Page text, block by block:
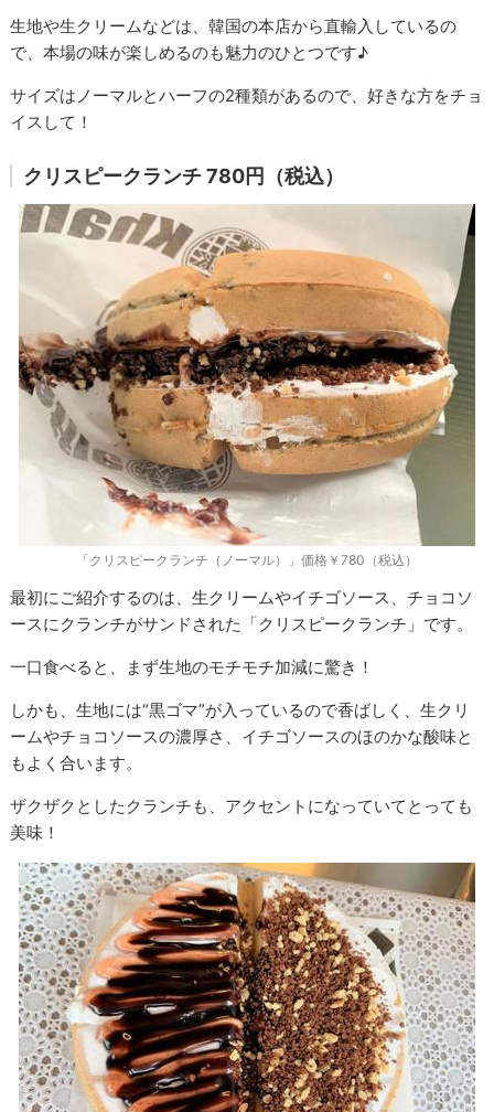
生地や生クリームなどは、韓国の本店から直輸入しているの
で、本場の味が楽しめるのも魅力のひとつです♪
サイズはノーマルとハーフの2種類があるので、好きな方をチョ
イスして！
クリスピークランチ780円（税込）
「クリスピークランチ（ノーマル）」価格￥780（税込）
最初にご紹介するのは、生クリームやイチゴソース、チョコソ
ースにクランチがサンドされた「クリスピークランチ」です。
一口食べると、まず生地のモチモチ加減に驚き！
しかも、生地には“黒ゴマ”が入っているので香ばしく、生クリ
ームやチョコソースの濃厚さ、イチゴソースのほのかな酸味と
もよく合います。
ザクザクとしたクランチも、アクセントになっていてとっても
美味！